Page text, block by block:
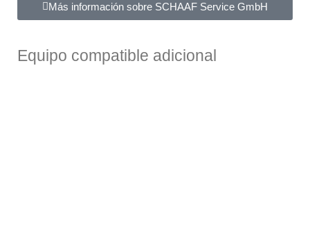
Más información sobre SCHAAF Service GmbH
Equipo compatible adicional